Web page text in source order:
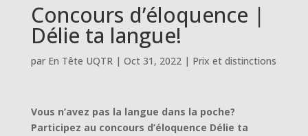
Concours d’éloquence |
Délie ta langue!
par En Tête UQTR| Oct 31, 2022| Prix et distinctions
Vous n’avez pas la langue dans la poche?
Participez au concours d’éloquence Délie ta